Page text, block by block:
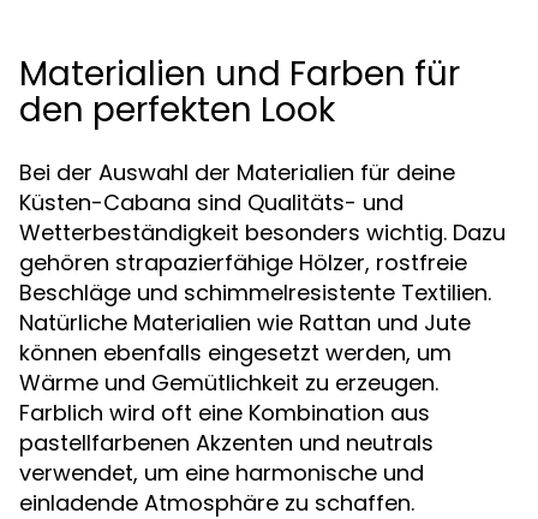
Materialien und Farben für
den perfekten Look
Bei der Auswahl der Materialien für deine
Küsten-Cabana sind Qualitäts- und
Wetterbeständigkeit besonders wichtig. Dazu
gehören strapazierfähige Hölzer, rostfreie
Beschläge und schimmelresistente Textilien.
Natürliche Materialien wie Rattan und Jute
können ebenfalls eingesetzt werden, um
Wärme und Gemütlichkeit zu erzeugen.
Farblich wird oft eine Kombination aus
pastellfarbenen Akzenten und neutrals
verwendet, um eine harmonische und
einladende Atmosphäre zu schaffen.